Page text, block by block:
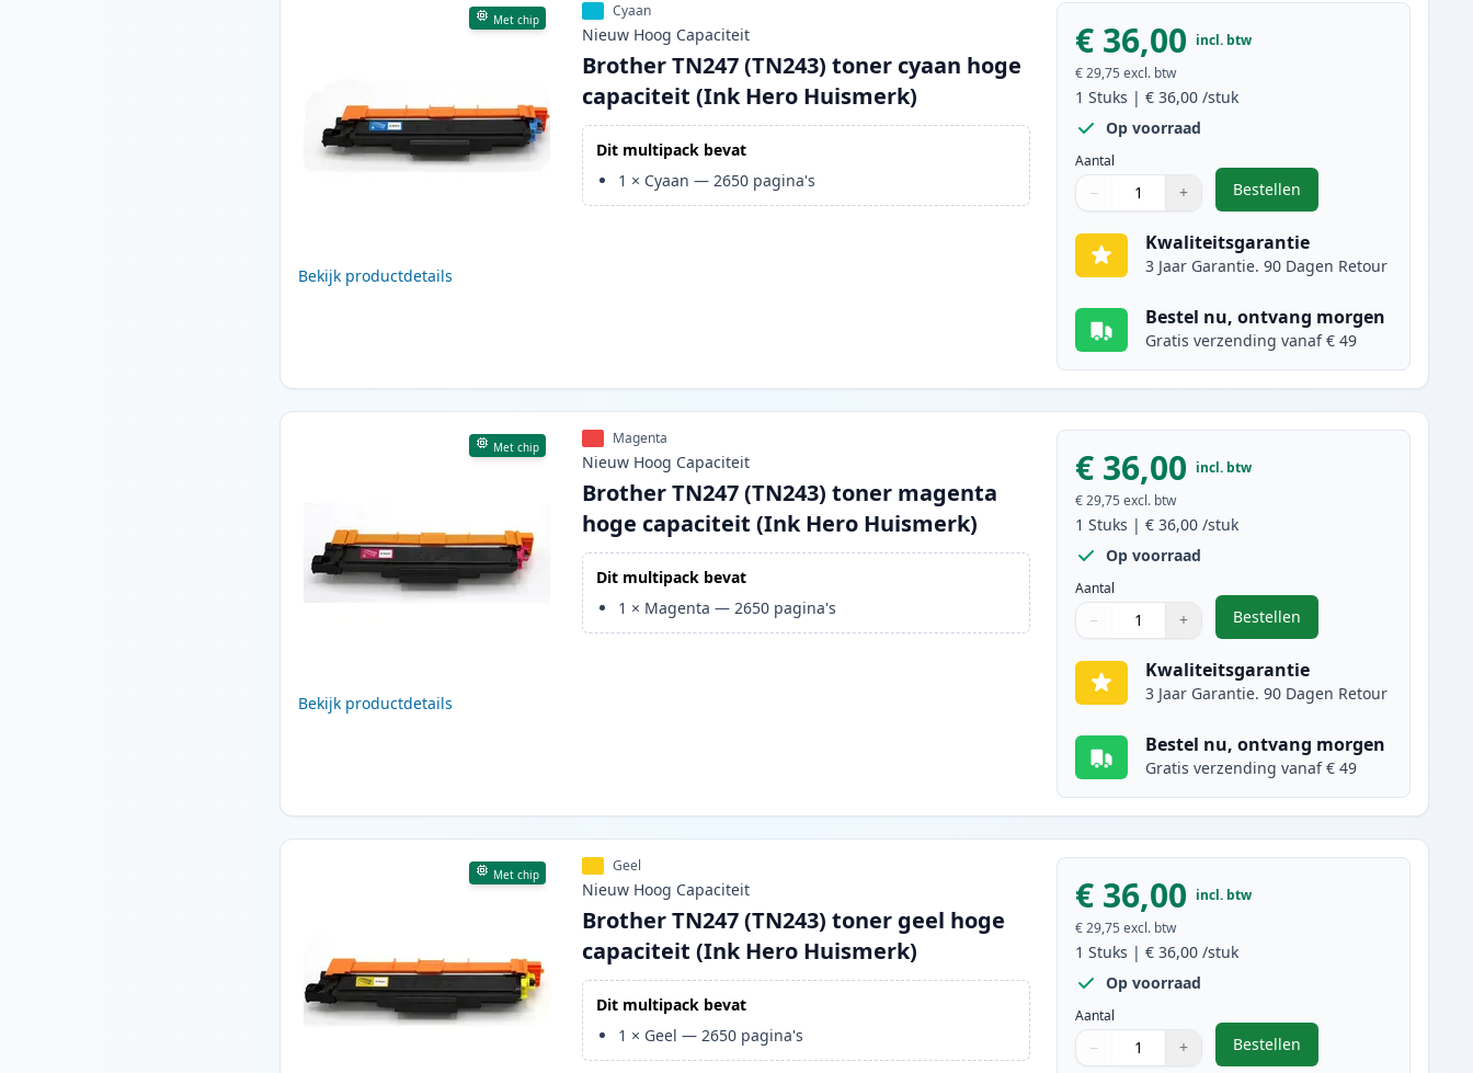
Met chip
Bekijk productdetails
Cyaan
Nieuw Hoog Capaciteit
Brother TN247 (TN243) toner cyaan hoge
capaciteit (Ink Hero Huismerk)
Dit multipack bevat
1 × Cyaan —2650 pagina's
€ 36,00 incl. btw
€ 29,75 excl. btw
1 Stuks |€ 36,00 /stuk
Op voorraad
Aantal
Aantal
Gebruik de knoppen om aan te passen
− +
Aantal 1
Bestellen
,Brother TN247 (TN243)
Kwaliteitsgarantie
3 Jaar Garantie. 90 Dagen Retour
Bestel nu, ontvang morgen
Gratis verzending vanaf € 49
Met chip
Bekijk productdetails
Magenta
Nieuw Hoog Capaciteit
Brother TN247 (TN243) toner magenta
hoge capaciteit (Ink Hero Huismerk)
Dit multipack bevat
1 × Magenta —2650 pagina's
€ 36,00 incl. btw
€ 29,75 excl. btw
1 Stuks |€ 36,00 /stuk
Op voorraad
Aantal
Aantal
Gebruik de knoppen om aan te passen
− +
Aantal 1
Bestellen
,Brother TN247 (TN243)
Kwaliteitsgarantie
3 Jaar Garantie. 90 Dagen Retour
Bestel nu, ontvang morgen
Gratis verzending vanaf € 49
Met chip Geel
Nieuw Hoog Capaciteit
Brother TN247 (TN243) toner geel hoge
capaciteit (Ink Hero Huismerk)
Dit multipack bevat
1 × Geel —2650 pagina's
€ 36,00 incl. btw
€ 29,75 excl. btw
1 Stuks |€ 36,00 /stuk
Op voorraad
Aantal
Aantal
Gebruik de knoppen om aan te passen
− +
Aantal 1
Bestellen
,Brother TN247 (TN243)